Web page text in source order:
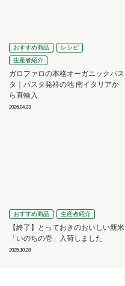
おすすめ商品
レシピ
生産者紹介
ガロファロの本格オーガニックパス
タ｜パスタ発祥の地 南イタリアか
ら直輸入
2026.04.23
おすすめ商品 生産者紹介
【終了】とっておきのおいしい新米
「いのちの壱」入荷しました
2025.10.28